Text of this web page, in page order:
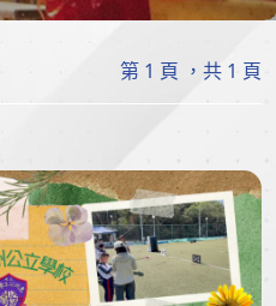
第 1 頁 ，共 1 頁